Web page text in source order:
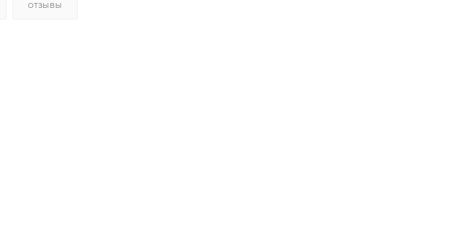
ОТЗЫВЫ